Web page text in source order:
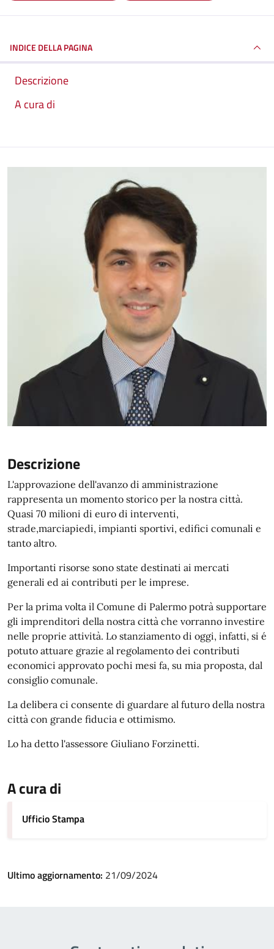
INDICE DELLA PAGINA
Descrizione
A cura di
Descrizione
L'approvazione dell'avanzo di amministrazione
rappresenta un momento storico per la nostra città.
Quasi 70 milioni di euro di interventi,
strade,marciapiedi, impianti sportivi, edifici comunali e
tanto altro.
Importanti risorse sono state destinati ai mercati
generali ed ai contributi per le imprese.
Per la prima volta il Comune di Palermo potrà supportare
gli imprenditori della nostra città che vorranno investire
nelle proprie attività. Lo stanziamento di oggi, infatti, si é
potuto attuare grazie al regolamento dei contributi
economici approvato pochi mesi fa, su mia proposta, dal
consiglio comunale.
La delibera ci consente di guardare al futuro della nostra
città con grande fiducia e ottimismo.
Lo ha detto l'assessore Giuliano Forzinetti.
A cura di
Ufficio Stampa
Ultimo aggiornamento: 21/09/2024